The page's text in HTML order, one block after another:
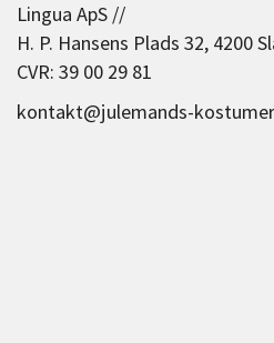
Lingua ApS //
H. P. Hansens Plads 32, 4200
CVR: 39 00 29 81
kontakt@julemands-